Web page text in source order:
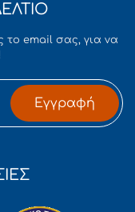
email σας, για να
Εγγραφή